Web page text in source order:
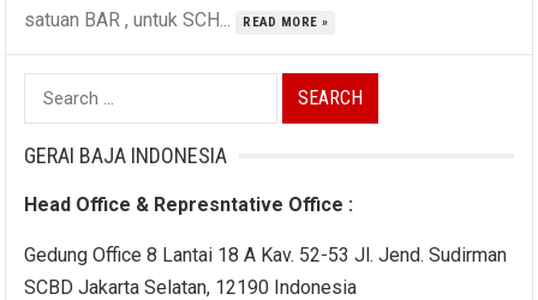
satuan BAR , untuk SCH...
READ MORE »
Search
for:
GERAI BAJA INDONESIA
Head Office & Represntative Office :
Gedung Office 8 Lantai 18 A Kav. 52-53 Jl. Jend. Sudirman
SCBD Jakarta Selatan, 12190 Indonesia